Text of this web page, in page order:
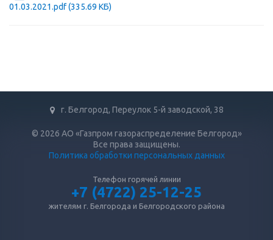
01.03.2021.pdf(335.69 КБ)
г. Белгород, Переулок 5-й заводской, 38
© 2026 АО «Газпром газораспределение Белгород»
Все права защищены.
Политика обработки персональных данных
Телефон горячей линии
+7 (4722) 25-12-25
жителям г. Белгорода и Белгородского района